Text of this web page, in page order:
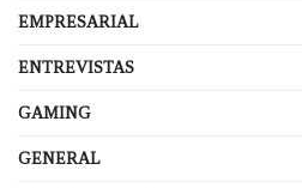
EMPRESARIAL
ENTREVISTAS
GAMING
GENERAL